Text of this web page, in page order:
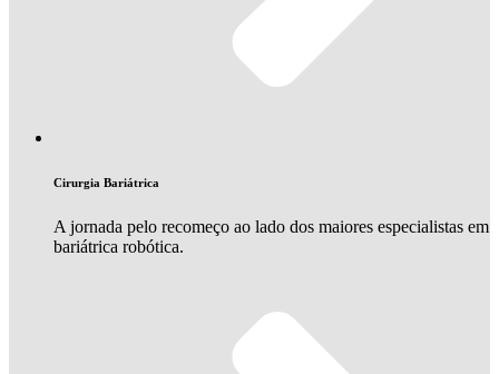
Cirurgia Bariátrica
A jornada pelo recomeço ao lado dos maiores especialistas em
bariátrica robótica.